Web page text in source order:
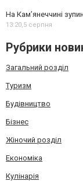
На Камʼянеччині
13:20,5 серпня
Рубрики
Загальний розділ
Туризм
Будівництво
Бізнес
Жіночий розділ
Економіка
Кулінарія